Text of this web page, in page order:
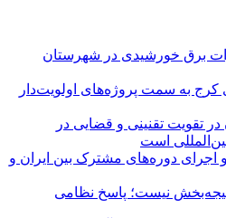
تولید ۶۰ مگاوات برق خورشیدی در شهرستان
به سمت پروژه‌های اولویت‌دار
در تقویت تقنینی و قضایی در
است
دوره‌های مشترک بین ایران و
نیست؛ پاسخ نظامی